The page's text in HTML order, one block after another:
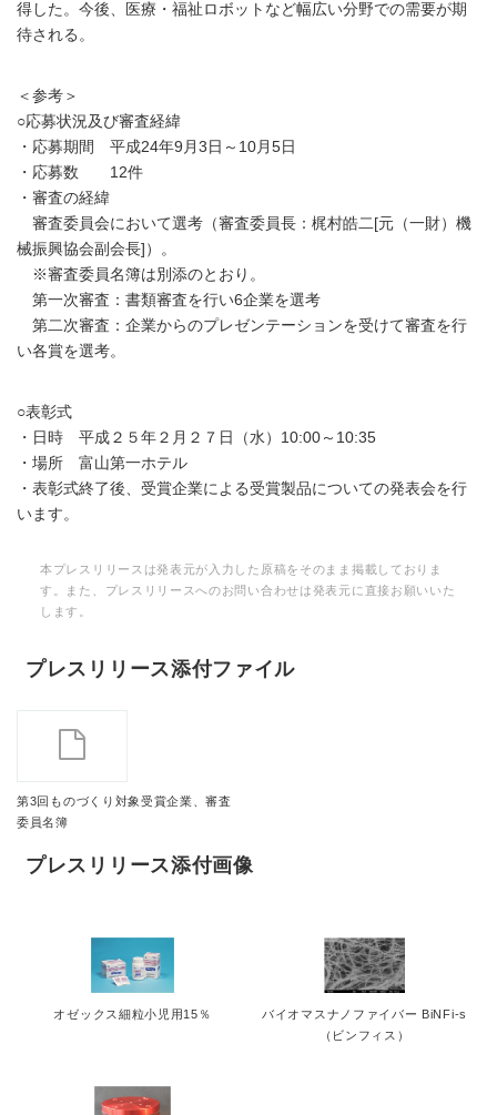
得した。今後、医療・福祉ロボットなど幅広い分野での需要が期
待される。
＜参考＞
○応募状況及び審査経緯
・応募期間 平成24年9月3日～10月5日
・応募数 12件
・審査の経緯
審査委員会において選考（審査委員長：梶村皓二[元（一財）機
械振興協会副会長]）。
※審査委員名簿は別添のとおり。
第一次審査：書類審査を行い6企業を選考
第二次審査：企業からのプレゼンテーションを受けて審査を行
い各賞を選考。
○表彰式
・日時 平成２５年２月２７日（水）10:00～10:35
・場所 富山第一ホテル
・表彰式終了後、受賞企業による受賞製品についての発表会を行
います。
本プレスリリースは発表元が入力した原稿をそのまま掲載しておりま
す。また、プレスリリースへのお問い合わせは発表元に直接お願いいた
します。
プレスリリース添付ファイル
第3回ものづくり対象受賞企業、審査
委員名簿
プレスリリース添付画像
オゼックス細粒小児用15％
バイオマスナノファイバー BiNFi-s
（ビンフィス）